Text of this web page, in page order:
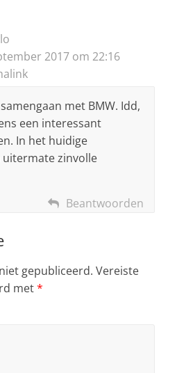
2017 om 22:16
met BMW. Idd,
een interessant
In het huidige
zinvolle
Beantwoorden
gepubliceerd. Vereiste
met*